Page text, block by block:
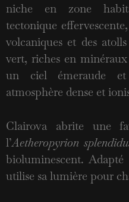
niche en zone
tectonique
volcaniques et des
vert, riches en
un ciel émeraude
atmosphère dense et
Clairova abrite une
l’Aetheropyrion
bioluminescent.
utilise sa lumière pour